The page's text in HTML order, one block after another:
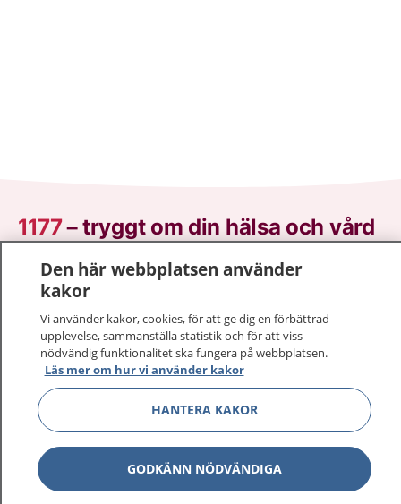
1177–tryggt om din hälsa och vård
På 1177.se får du råd om hälsa och information om
sjukdomar och vilka mottagningar du kan kontakta.
Logga in för att läsa din journal och göra dina
vårdärenden. Ring telefonnummer 1177 för
sjukvårdsrådgivning dygnet runt.
1177 ger dig råd när du vill må bättre.
1177 på flera språk Visa
Den här webbplatsen använder
kakor
Vi använder kakor, cookies, för att ge dig en förbättrad
upplevelse, sammanställa statistik och för att viss
nödvändig funktionalitet ska fungera på webbplatsen.
Läs mer om hur vi använder kakor
HANTERA KAKOR
GODKÄNN NÖDVÄNDIGA